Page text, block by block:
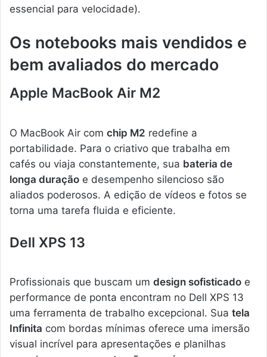
essencial para velocidade).
Os notebooks mais vendidos e
bem avaliados do mercado
Apple MacBook Air M2
O MacBook Air com chip M2 redefine a
portabilidade. Para o criativo que trabalha em
cafés ou viaja constantemente, sua bateria de
longa duração e desempenho silencioso são
aliados poderosos. A edição de vídeos e fotos se
torna uma tarefa fluida e eficiente.
Dell XPS 13
Profissionais que buscam um design sofisticado e
performance de ponta encontram no Dell XPS 13
uma ferramenta de trabalho excepcional. Sua tela
Infinita com bordas mínimas oferece uma imersão
visual incrível para apresentações e planilhas